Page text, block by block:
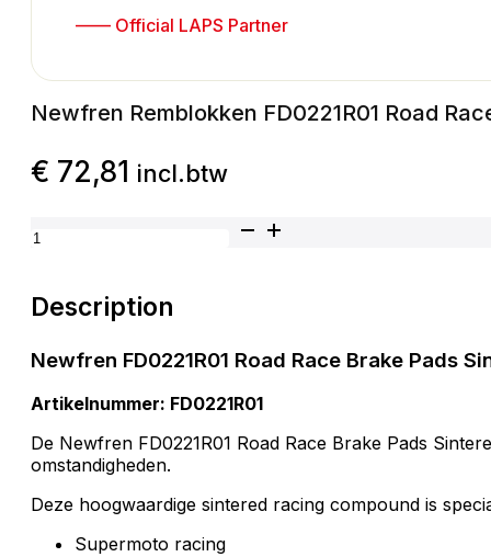
—— Official LAPS Partner
Newfren Remblokken FD0221R01 Road
€ 72,81 incl.btw
Newfren Remblokken FD0221R01 Road Race Brake
Description
Newfren FD0221R01 Road Race Brake Pads
Artikelnummer: FD0221R01
De Newfren FD0221R01 Road Race Brake Pads
omstandigheden.
Deze hoogwaardige sintered racing compound is
Supermoto racing